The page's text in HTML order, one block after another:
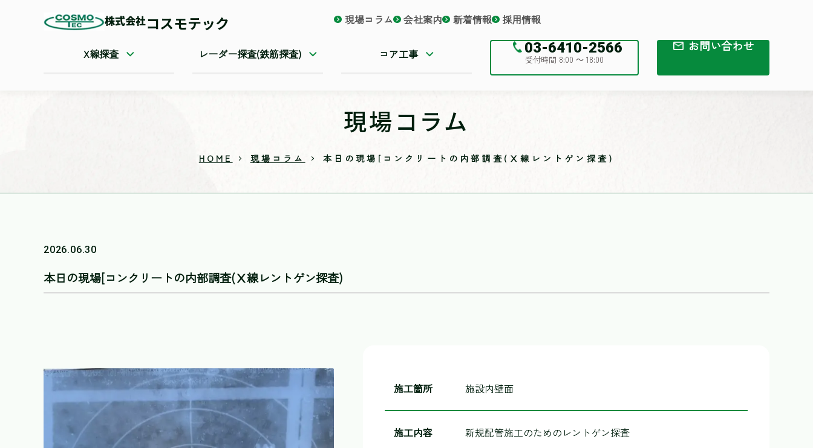
株式会社コスモテック 現場コラム 会社案内 新着情報 採用情報
X線探査 レーダー探査(鉄筋探査) コア工事 03-6410-2566
受付時間 8:00 ～ 18:00
お問い合わせ
現場コラム
HOME 現場コラム 本日の現場[コンクリートの内部調査(Ⅹ線レントゲン探査)
2026.06.30
本日の現場[コンクリートの内部調査(Ⅹ線レントゲン探査)
施工箇所 施設内壁面
施工内容 新規配管施工のためのレントゲン探査